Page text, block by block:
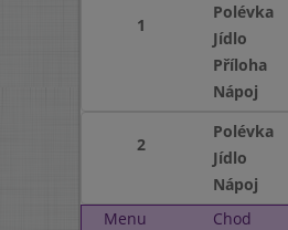
1
Polévka
Jídlo
Příloha
Nápoj
2
Polévka
Jídlo
Nápoj
Menu
Chod